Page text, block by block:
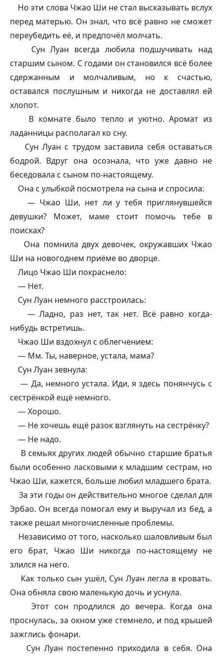
Но эти слова Чжао Ши не стал высказывать вслух
перед матерью. Он знал, что всё равно не сможет
переубедить её, и предпочёл молчать.
Сун Луан всегда любила подшучивать над
старшим сыном. С годами он становился всё более
сдержанным и молчаливым, но к счастью,
оставался послушным и никогда не доставлял ей
хлопот.
В комнате было тепло и уютно. Аромат из
ладанницы располагал ко сну.
Сун Луан с трудом заставила себя оставаться
бодрой. Вдруг она осознала, что уже давно не
беседовала с сыном по-настоящему.
Она с улыбкой посмотрела на сына и спросила:
— Чжао Ши, нет ли у тебя приглянувшейся
девушки? Может, маме стоит помочь тебе в
поисках?
Она помнила двух девочек, окружавших Чжао
Ши на новогоднем приёме во дворце.
Лицо Чжао Ши покраснело:
— Нет.
Сун Луан немного расстроилась:
—Ладно, раз нет, так нет. Всё равно когда-
нибудь встретишь.
Чжао Ши вздохнул с облегчением:
— Мм. Ты, наверное, устала, мама?
Сун Луан зевнула:
— Да, немного устала. Иди, я здесь понянчусь с
сестрёнкой ещё немного.
—Хорошо.
— Не хочешь ещё разок взглянуть на сестрёнку?
— Не надо.
В семьях других людей обычно старшие братья
были особенно ласковыми к младшим сестрам, но
Чжао Ши, кажется, больше любил младшего брата.
За эти годы он действительно многое сделал для
Эрбао. Он всегда помогал ему и выручал из бед, а
также решал многочисленные проблемы.
Независимо от того, насколько шаловливым был
его брат, Чжао Ши никогда по-настоящему не
злился на него.
Как только сын ушёл, Сун Луан легла в кровать.
Она обняла свою маленькую дочь и уснула.
Этот сон продлился до вечера. Когда она
проснулась, за окном уже стемнело, и под крышей
зажглись фонари.
Сун Луан постепенно приходила в себя. Она